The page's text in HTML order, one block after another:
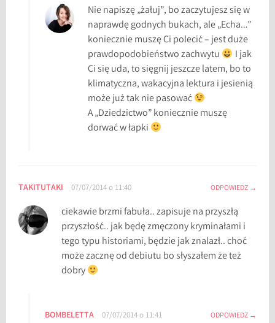
a
p
i
c
i
r
i
n
e
b
Nie napiszę „żałuj”, bo zaczytujesz się w
naprawdę godnych bukach, ale „Echa…”
koniecznie muszę Ci polecić – jest duże
prawdopodobieństwo zachwytu
I jak
Ci się uda, to sięgnij jeszcze latem, bo to
klimatyczna, wakacyjna lektura i jesienią
może już tak nie pasować
A „Dziedzictwo” koniecznie muszę
dorwać w łapki
TAKITUTAKI 07/07/2014 o 11:40 ODPOWIEDZ
ciekawie brzmi fabuła.. zapisuje na przyszłą
przyszłość.. jak będę zmęczony kryminałami i
tego typu historiami, będzie jak znalazł.. choć
może zacznę od debiutu bo słyszałem że też
dobry
BOMBELETTA 07/07/2014 o 11:41 ODPOWIEDZ